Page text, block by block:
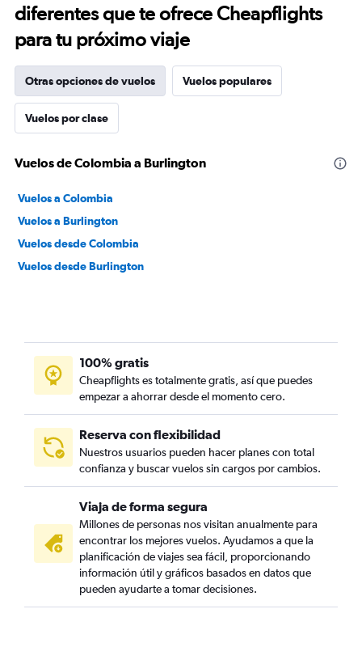
diferentes que te ofrece Cheapflights
para tu próximo viaje
Otras opciones de vuelos Vuelos populares
Vuelos por clase
Vuelos de Colombia a Burlington
Vuelos a Colombia
Vuelos a Burlington
Vuelos desde Colombia
Vuelos desde Burlington
100% gratis
Cheapflights es totalmente gratis, así que puedes
empezar a ahorrar desde el momento cero.
Reserva con flexibilidad
Nuestros usuarios pueden hacer planes con total
confianza y buscar vuelos sin cargos por cambios.
Viaja de forma segura
Millones de personas nos visitan anualmente para
encontrar los mejores vuelos. Ayudamos a que la
planificación de viajes sea fácil, proporcionando
información útil y gráficos basados en datos que
pueden ayudarte a tomar decisiones.